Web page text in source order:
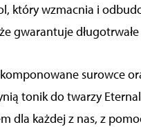
który wzmacnia i
gwarantuje
surowce
tonik do twarzy
dla każdej z nas, z